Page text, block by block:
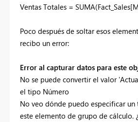
Ventas Totales =
Poco después de soltar esos
recibo un error:
Error al capturar datos para este
No se puede convertir el valor
el tipo Número
No veo dónde puedo especificar
este elemento de grupo de cálculo.